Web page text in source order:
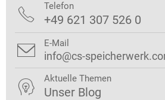
 Telefon
+49 621 307 526 0
 E-Mail
info@cs-
 Aktuelle Themen
Unser Blog